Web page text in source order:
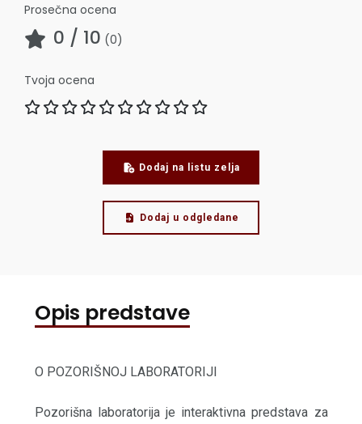
Prosečna ocena
0 / 10 (0)
Tvoja ocena
Dodaj na listu zelja
Dodaj u odgledane
Opis predstave
O POZORIŠNOJ LABORATORIJI
Pozorišna laboratorija je interaktivna predstava za